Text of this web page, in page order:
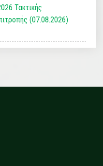
Τακτικής
(07.08.2026)